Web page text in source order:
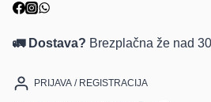
🚛 Dostava? Brezplačna že nad
PRIJAVA / REGISTRACIJA